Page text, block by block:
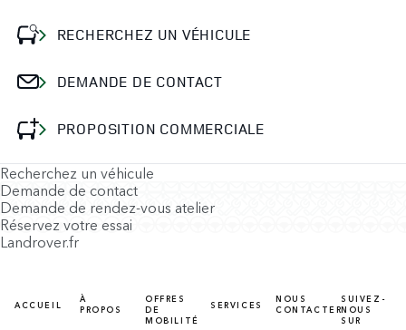
RECHERCHEZ UN VÉHICULE
DEMANDE DE CONTACT
PROPOSITION COMMERCIALE
Recherchez un véhicule
Demande de contact
Demande de rendez-vous atelier
Réservez votre essai
Landrover.fr
ACCUEIL
À
PROPOS
OFFRES
DE
MOBILITÉ
SERVICES
NOUS
CONTACTER
SUIVEZ-
NOUS
SUR